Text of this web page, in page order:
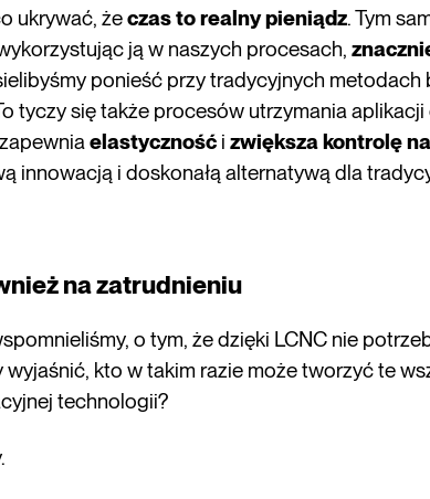
ukrywać, żeczas to realny pieniądz. Tym
ją w naszych procesach,
ponieść przy tradycyjnych metodach
tyczy się także procesów utrzymania
elastyczność izwiększa kontrolę
innowacją i doskonałą alternatywą dla
na zatrudnieniu
o tym, że dzięki LCNC nie
kto w takim razie może tworzyć te
technologii?